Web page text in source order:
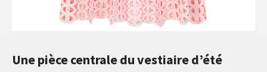
Une pièce centrale du vestiaire d’été